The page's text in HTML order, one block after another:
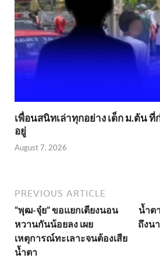
เพื่อนสนิทเล่าทุกอย่าง เด็ก ม.ต้น
อยู่
August 7, 2026
PREVIOUS ARTICLE
“พุฒ-จุ๋ย” ขอแยกเตียงนอน
หวานกันน้อยลง เผย
เหตุการณ์ทะเลาะจนต้องเสีย
น้ำตา
น้ำต
ถึงน